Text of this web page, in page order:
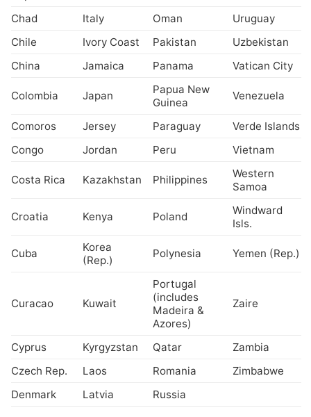
Chad
Italy Oman
Uruguay
Chile
Ivory Coast Pakistan
Uzbekistan
China
Jamaica Panama Vatican City
Colombia Japan
Papua New
Guinea
Venezuela
Comoros Jersey Paraguay
Verde Islands
Congo
Jordan Peru Vietnam
Costa Rica Kazakhstan Philippines
Western
Samoa
Croatia Kenya Poland
Windward
Isls.
Cuba
Korea
(Rep.)
Polynesia Yemen (Rep.)
Curacao Kuwait
Portugal
(includes
Madeira &
Azores)
Zaire
Cyprus Kyrgyzstan Qatar
Zambia
Czech Rep.
Laos Romania
Zimbabwe
Denmark
Latvia Russia